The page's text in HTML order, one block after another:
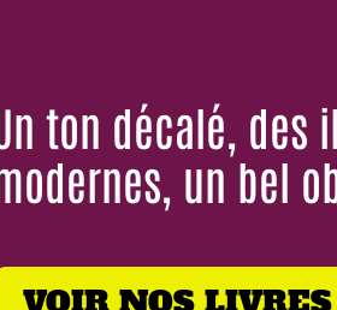
ton décalé, des
un bel